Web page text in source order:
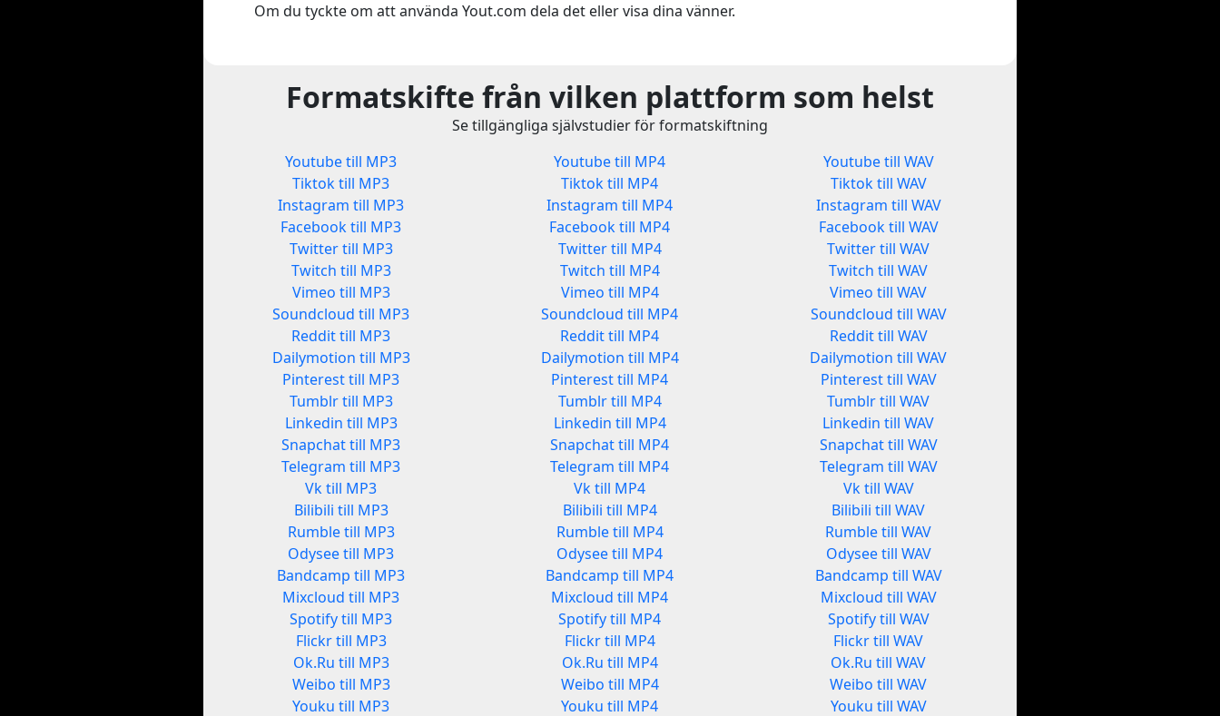
Om du tyckte om att använda Yout.com dela det eller visa dina vänner.
Formatskifte från vilken plattform som helst
Se tillgängliga självstudier för formatskiftning
Youtube till MP3
Tiktok till MP3
Instagram till MP3
Facebook till MP3
Twitter till MP3
Twitch till MP3
Vimeo till MP3
Soundcloud till MP3
Reddit till MP3
Dailymotion till MP3
Pinterest till MP3
Tumblr till MP3
Linkedin till MP3
Snapchat till MP3
Telegram till MP3
Vk till MP3
Bilibili till MP3
Rumble till MP3
Odysee till MP3
Bandcamp till MP3
Mixcloud till MP3
Spotify till MP3
Flickr till MP3
Ok.Ru till MP3
Weibo till MP3
Youku till MP3
Youtube till MP4
Tiktok till MP4
Instagram till MP4
Facebook till MP4
Twitter till MP4
Twitch till MP4
Vimeo till MP4
Soundcloud till MP4
Reddit till MP4
Dailymotion till MP4
Pinterest till MP4
Tumblr till MP4
Linkedin till MP4
Snapchat till MP4
Telegram till MP4
Vk till MP4
Bilibili till MP4
Rumble till MP4
Odysee till MP4
Bandcamp till MP4
Mixcloud till MP4
Spotify till MP4
Flickr till MP4
Ok.Ru till MP4
Weibo till MP4
Youku till MP4
Youtube till WAV
Tiktok till WAV
Instagram till WAV
Facebook till WAV
Twitter till WAV
Twitch till WAV
Vimeo till WAV
Soundcloud till WAV
Reddit till WAV
Dailymotion till WAV
Pinterest till WAV
Tumblr till WAV
Linkedin till WAV
Snapchat till WAV
Telegram till WAV
Vk till WAV
Bilibili till WAV
Rumble till WAV
Odysee till WAV
Bandcamp till WAV
Mixcloud till WAV
Spotify till WAV
Flickr till WAV
Ok.Ru till WAV
Weibo till WAV
Youku till WAV